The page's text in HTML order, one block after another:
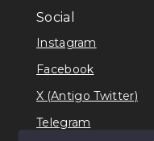
Social
Instagram
Facebook
X (Antigo Twitter)
Telegram